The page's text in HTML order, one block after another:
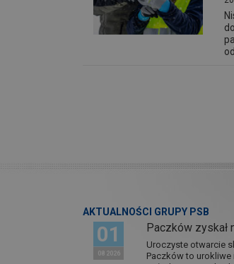
AKTUALNOŚCI GRUPY PSB
01
08 2026
Paczków
Uroczyste otwarcie
Paczków to